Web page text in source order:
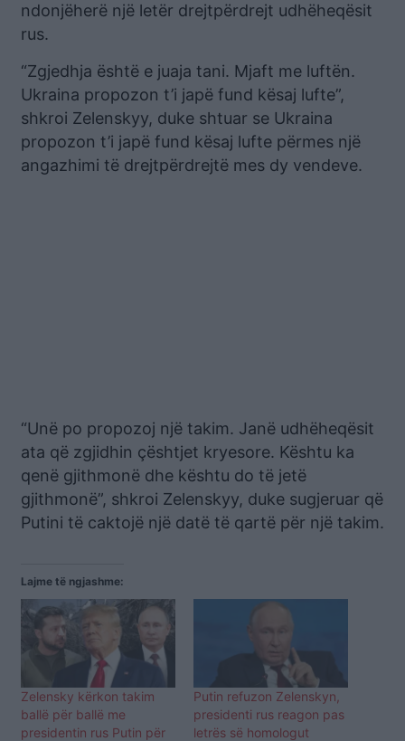
ndonjëherë një letër drejtpërdrejt udhëheqësit
rus.
“Zgjedhja është e juaja tani. Mjaft me luftën.
Ukraina propozon t’i japë fund kësaj lufte”,
shkroi Zelenskyy, duke shtuar se Ukraina
propozon t’i japë fund kësaj lufte përmes një
angazhimi të drejtpërdrejtë mes dy vendeve.
“Unë po propozoj një takim. Janë udhëheqësit
ata që zgjidhin çështjet kryesore. Kështu ka
qenë gjithmonë dhe kështu do të jetë
gjithmonë”, shkroi Zelenskyy, duke sugjeruar që
Putini të caktojë një datë të qartë për një takim.
Lajme të ngjashme:
Zelensky kërkon takim
ballë për ballë me
presidentin rus Putin për
Putin refuzon Zelenskyn,
presidenti rus reagon pas
letrës së homologut